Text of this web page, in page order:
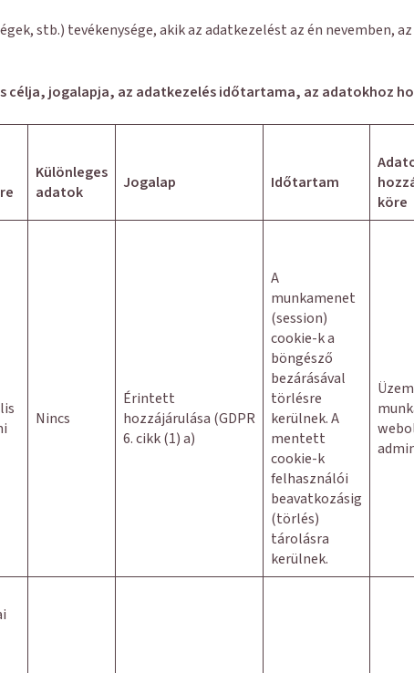
stb.) tevékenysége, akik az adatkezelést az én nevemben,
célja, jogalapja, az adatkezelés időtartama, az adatokhoz
Különleges
adatok
Jogalap Időtartam
köre
Nincs
Érintett
hozzájárulása (GDPR
6. cikk (1) a)
A
munkamenet
(session)
cookie-k a
böngésző
bezárásával
törlésre
kerülnek. A
mentett
cookie-k
felhasználói
beavatkozásig
(törlés)
tárolásra
kerülnek.